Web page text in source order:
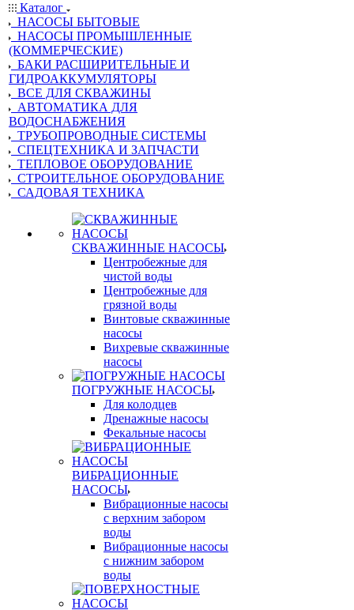
Каталог
НАСОСЫ БЫТОВЫЕ
НАСОСЫ ПРОМЫШЛЕННЫЕ
(КОММЕРЧЕСКИЕ)
БАКИ РАСШИРИТЕЛЬНЫЕ И
ГИДРОАККУМУЛЯТОРЫ
ВСЕ ДЛЯ СКВАЖИНЫ
АВТОМАТИКА ДЛЯ
ВОДОСНАБЖЕНИЯ
ТРУБОПРОВОДНЫЕ СИСТЕМЫ
СПЕЦТЕХНИКА И ЗАПЧАСТИ
ТЕПЛОВОЕ ОБОРУДОВАНИЕ
СТРОИТЕЛЬНОЕ ОБОРУДОВАНИЕ
САДОВАЯ ТЕХНИКА
СКВАЖИННЫЕ НАСОСЫ
Центробежные для
чистой воды
Центробежные для
грязной воды
Винтовые скважинные
насосы
Вихревые скважинные
насосы
ПОГРУЖНЫЕ НАСОСЫ
Для колодцев
Дренажные насосы
Фекальные насосы
ВИБРАЦИОННЫЕ
НАСОСЫ
Вибрационные насосы
с верхним забором
воды
Вибрационные насосы
с нижним забором
воды